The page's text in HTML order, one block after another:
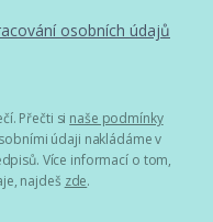
osobních údajů
Přečti si naše podmínky
údaji nakládáme v
Více informací o tom,
najdeš zde.